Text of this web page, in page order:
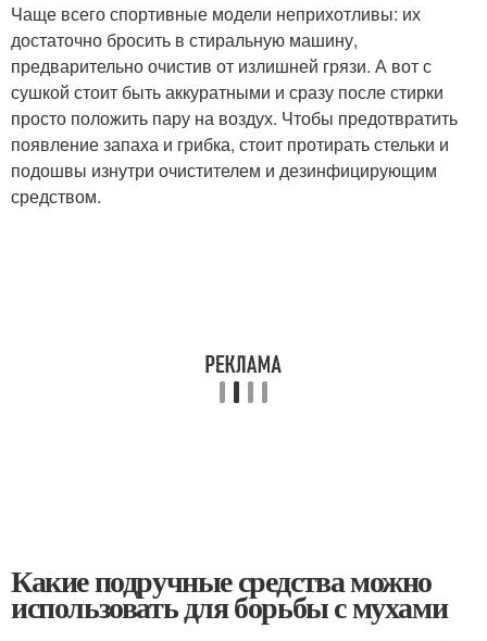
Чаще всего спортивные модели неприхотливы: их
достаточно бросить в стиральную машину,
предварительно очистив от излишней грязи. А вот с
сушкой стоит быть аккуратными и сразу после стирки
просто положить пару на воздух. Чтобы предотвратить
появление запаха и грибка, стоит протирать стельки и
подошвы изнутри очистителем и дезинфицирующим
средством.
Какие подручные средства можно
использовать для борьбы с мухами